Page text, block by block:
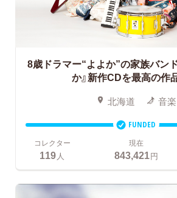
8歳ドラマー“よよか”の家族バン
か』新作CDを最高の作品
北海道 音楽
FUNDED
コレクター
119 人
現在
843,421円